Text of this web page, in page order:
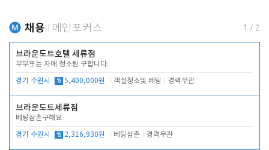
채용 메인포커스 1 / 2
브라운도트호텔 세류점
부부또는 자매 청소팀 구합니다.
경기 수원시 월 5,400,000원 객실청소및 베팅 경력무관
브라운도트세류점
베팅삼촌구해요
경기 수원시 월 2,316,930원 베팅삼촌 경력무관